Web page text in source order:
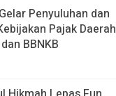
Penyuluhan dan
Pajak Daerah
BBNKB